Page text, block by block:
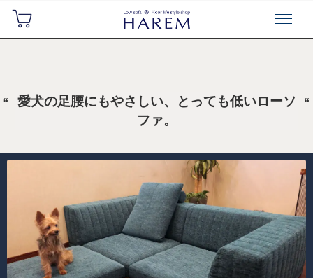
愛犬の足腰にもやさしい、とっても低いローソ
ファ。